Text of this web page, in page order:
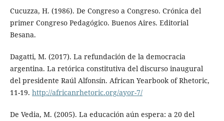
Cucuzza, H. (1986). De Congreso a Congreso. Crónica del
primer Congreso Pedagógico. Buenos Aires. Editorial
Besana.
Dagatti, M. (2017). La refundación de la democracia
argentina. La retórica constitutiva del discurso inaugural
del presidente Raúl Alfonsín. African Yearbook of Rhetoric,
11-19. http://africanrhetoric.org/ayor-7/
De Vedia, M. (2005). La educación aún espera: a 20 del